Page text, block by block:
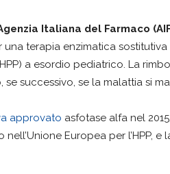
Italiana del Farmaco
una terapia enzimatica
a esordio pediatrico. La
se successivo, se la malattia si
approvato asfotase alfa nel
Europea per l’HPP, e